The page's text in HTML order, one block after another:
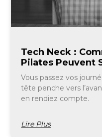
Tech Neck :
Pilates Peuvent
Vous passez vos
tête penche vers
en rendiez compte.
Lire Plus